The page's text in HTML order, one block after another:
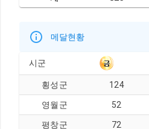
메달현황
시군
횡성군 124
영월군 52
평창군 72